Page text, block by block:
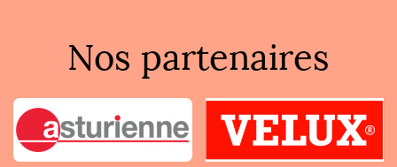
Nos partenaires